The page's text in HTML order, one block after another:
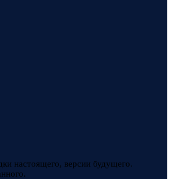
настоящего, версии будущего.